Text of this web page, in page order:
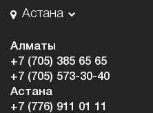
Астана
Алматы
+7 (705) 385 65 65
+7 (705) 573-30-40
Астана
+7 (776) 911 01 11